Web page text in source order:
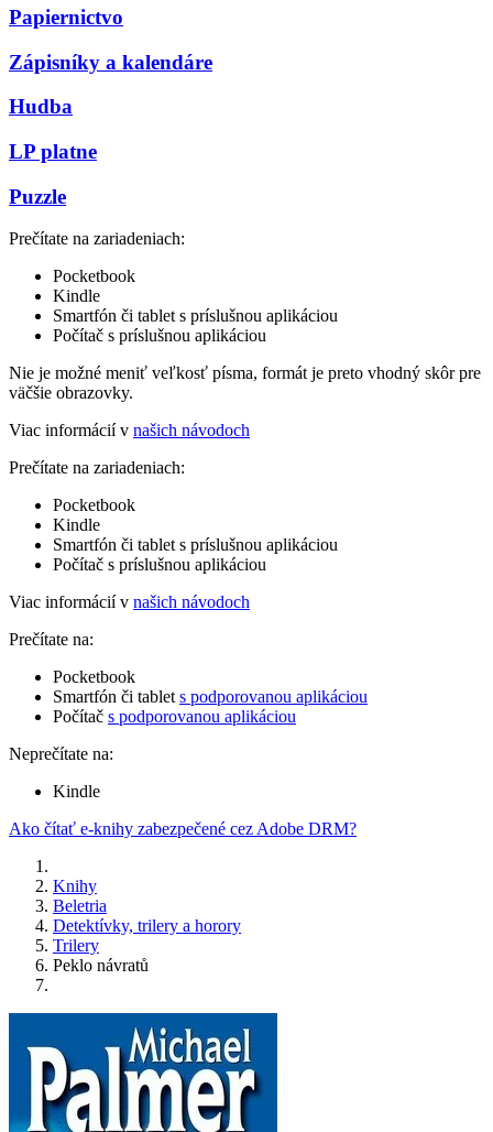
Papiernictvo
Zápisníky a kalendáre
Hudba
LP platne
Puzzle
Prečítate na zariadeniach:
Pocketbook
Kindle
Smartfón či tablet s príslušnou aplikáciou
Počítač s príslušnou aplikáciou
Nie je možné meniť veľkosť písma, formát je preto vhodný skôr pre
väčšie obrazovky.
Viac informácií v našich návodoch
Prečítate na zariadeniach:
Pocketbook
Kindle
Smartfón či tablet s príslušnou aplikáciou
Počítač s príslušnou aplikáciou
Viac informácií v našich návodoch
Prečítate na:
Pocketbook
Smartfón či tablet s podporovanou aplikáciou
Počítač s podporovanou aplikáciou
Neprečítate na:
Kindle
Ako čítať e-knihy zabezpečené cez Adobe DRM?
Knihy
Beletria
Detektívky, trilery a horory
Trilery
Peklo návratů